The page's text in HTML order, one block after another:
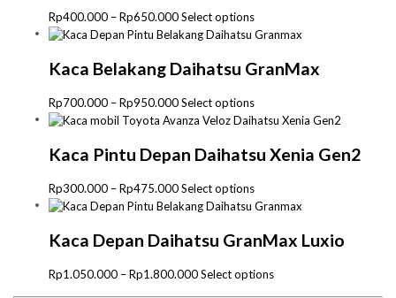
Rp400.000 –Rp650.000Price
range:
through
Rp650.000
Select optionsThis
product
multiple
variants.
may
chosen
the
product
Kaca Belakang Daihatsu GranMax
Rp700.000 –Rp950.000Price
range:
through
Rp950.000
Select optionsThis
product
multiple
variants.
may
chosen
the
Kaca Pintu Depan Daihatsu Xenia Gen2
Rp300.000 –Rp475.000Price
range:
through
Rp475.000
Select optionsThis
product
multiple
variants.
The
options
Kaca Depan Daihatsu GranMax Luxio
Rp1.050.000 –Rp1.800.000Price
Select optionsThis